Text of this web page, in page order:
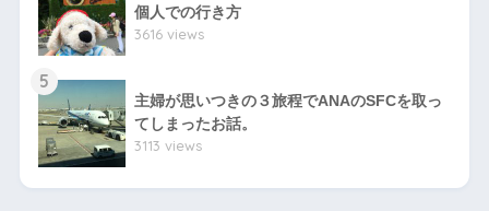
個人での行き方
3616 views
5
主婦が思いつきの３旅程でANAのSFCを取っ
てしまったお話。
3113 views